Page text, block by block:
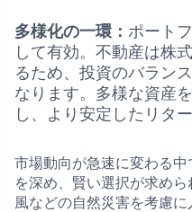
多様化の一環： ポート
して有効。不動産は株
るため、投資のバラン
なります。多様な資産
し、より安定したリタ
市場動向が急速に変わる
を深め、賢い選択が求め
風などの自然災害を考慮